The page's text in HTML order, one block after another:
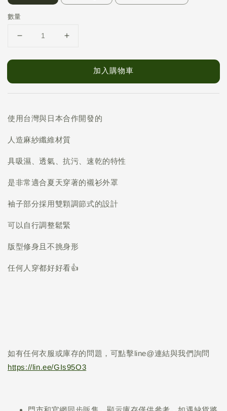
數量
加入購物車
使用台灣與日本合作開發的
人造麻紗纖維材質
具吸濕、透氣、抗污、速乾的特性
是非常適合夏天穿著的襯衫外罩
袖子部分採用雙顆調節式的設計
可以自行調整鬆緊
版型修身且不挑身形
任何人穿都好好看👍
如有任何衣服或庫存的問題，可點擊line@連結與我們詢問
https://lin.ee/GIs95O3